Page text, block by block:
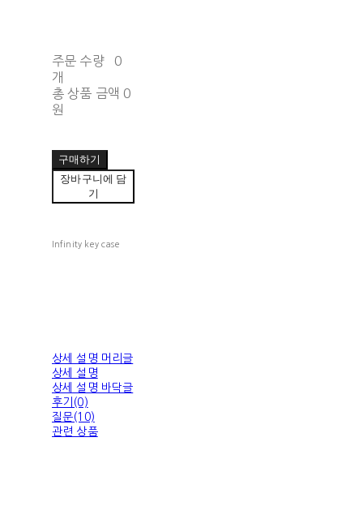
주문 수량
0
개
총 상품 금액 0
원
구매하기
장바구니에 담
기
Infinity key case
상세 설명 머리글
상세 설명
상세 설명 바닥글
후기(0)
질문(10)
관련 상품